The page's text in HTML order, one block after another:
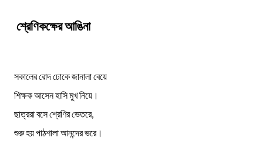
শ্রেণিকক্ষের আঙিনা
সকালের রোদ ঢোকে জানালা বেয়ে
শিক্ষক আসেন হাসি মুখ নিয়ে।
ছাত্ররা বসে শ্রেণির ভেতরে,
শুরু হয় পাঠশালা আনন্দের ভরে।